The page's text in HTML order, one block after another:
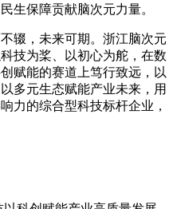
生保障贡献脑次元力量。
辍，未来可期。浙江脑次元
技为桨、以初心为舵，在数
赋能的赛道上笃行致远，以
多元生态赋能产业未来，用
力的综合型科技标杆企业，